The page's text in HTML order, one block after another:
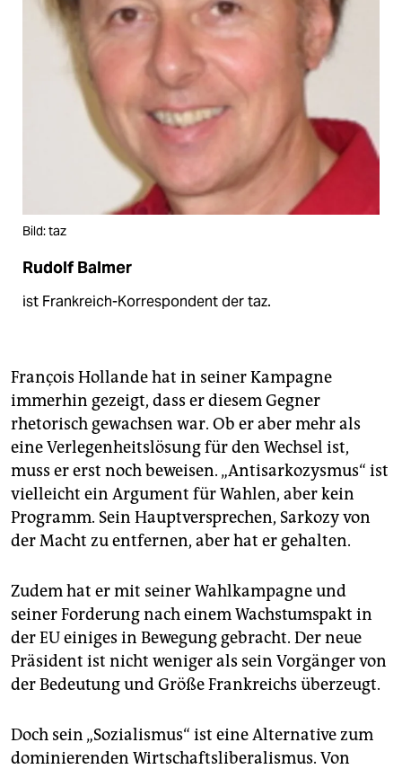
Bild: taz
Rudolf Balmer
ist Frankreich-Korrespondent der taz.
François Hollande hat in seiner Kampagne
immerhin gezeigt, dass er diesem Gegner
rhetorisch gewachsen war. Ob er aber mehr als
eine Verlegenheitslösung für den Wechsel ist,
muss er erst noch beweisen. „Antisarkozysmus“ ist
vielleicht ein Argument für Wahlen, aber kein
Programm. Sein Hauptversprechen, Sarkozy von
der Macht zu entfernen, aber hat er gehalten.
Zudem hat er mit seiner Wahlkampagne und
seiner Forderung nach einem Wachstumspakt in
der EU einiges in Bewegung gebracht. Der neue
Präsident ist nicht weniger als sein Vorgänger von
der Bedeutung und Größe Frankreichs überzeugt.
Doch sein „Sozialismus“ ist eine Alternative zum
dominierenden Wirtschaftsliberalismus. Von